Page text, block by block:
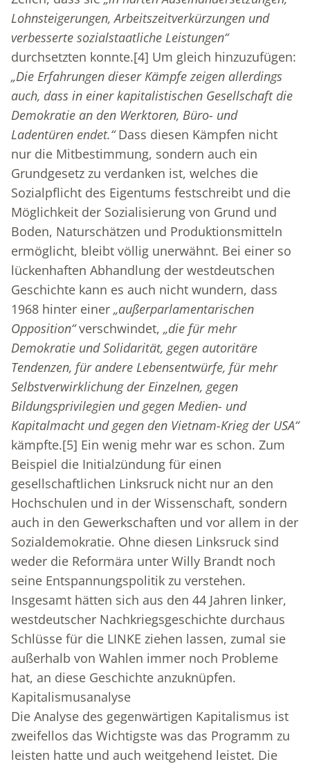
Lohnsteigerungen, Arbeitszeitverkürzungen und
verbesserte sozialstaatliche Leistungen“
durchsetzten konnte.[4] Um gleich hinzuzufügen:
„Die Erfahrungen dieser Kämpfe zeigen allerdings
auch, dass in einer kapitalistischen Gesellschaft die
Demokratie an den Werktoren, Büro- und
Ladentüren endet.“Dass diesen Kämpfen nicht
nur die Mitbestimmung, sondern auch ein
Grundgesetz zu verdanken ist, welches die
Sozialpflicht des Eigentums festschreibt und die
Möglichkeit der Sozialisierung von Grund und
Boden, Naturschätzen und Produktionsmitteln
ermöglicht, bleibt völlig unerwähnt. Bei einer so
lückenhaften Abhandlung der westdeutschen
Geschichte kann es auch nicht wundern, dass
1968 hinter einer „außerparlamentarischen
Opposition“verschwindet, „die für mehr
Demokratie und Solidarität, gegen autoritäre
Tendenzen, für andere Lebensentwürfe, für mehr
Selbstverwirklichung der Einzelnen, gegen
Bildungsprivilegien und gegen Medien- und
Kapitalmacht und gegen den Vietnam-Krieg der USA“
kämpfte.[5] Ein wenig mehr war es schon. Zum
Beispiel die Initialzündung für einen
gesellschaftlichen Linksruck nicht nur an den
Hochschulen und in der Wissenschaft, sondern
auch in den Gewerkschaften und vor allem in der
Sozialdemokratie. Ohne diesen Linksruck sind
weder die Reformära unter Willy Brandt noch
seine Entspannungspolitik zu verstehen.
Insgesamt hätten sich aus den 44 Jahren linker,
westdeutscher Nachkriegsgeschichte durchaus
Schlüsse für die LINKE ziehen lassen, zumal sie
außerhalb von Wahlen immer noch Probleme
hat, an diese Geschichte anzuknüpfen.
Kapitalismusanalyse
Die Analyse des gegenwärtigen Kapitalismus ist
zweifellos das Wichtigste was das Programm zu
leisten hatte und auch weitgehend leistet. Die